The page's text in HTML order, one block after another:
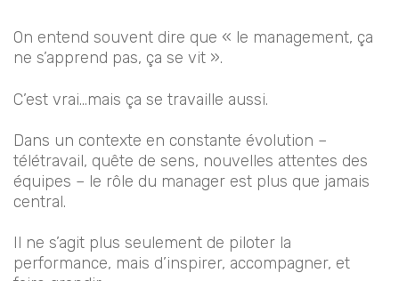
On entend souvent dire que « le management, ça
ne s’apprend pas, ça se vit ».
C’est vrai…mais ça se travaille aussi.
Dans un contexte en constante évolution –
télétravail, quête de sens, nouvelles attentes des
équipes – le rôle du manager est plus que jamais
central.
Il ne s’agit plus seulement de piloter la
performance, mais d’inspirer, accompagner, et